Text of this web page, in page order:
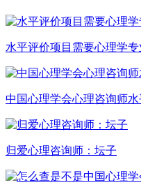
水平评价项目需要心理学
中国心理学会心理咨询师
归爱心理咨询师：坛子